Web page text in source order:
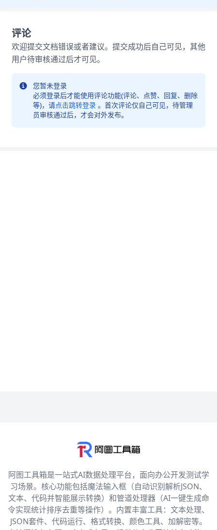
评论
欢迎提交文档错误或者建议。提交成功后自己可见，其他
用户待审核通过后才可见。
您暂未登录
必须登录后才能使用评论功能(评论、点赞、回复、删除
等)，请点击跳转登录 。首次评论仅自己可见，待管理
员审核通过后，才会对外发布。
阿图工具箱是一站式AI数据处理平台，面向办公开发测试学
习场景。核心功能包括魔法输入框（自动识别解析JSON、
文本、代码并智能展示转换）和管道处理器（AI一键生成命
令实现统计排序去重等操作）。内置丰富工具：文本处理、
JSON套件、代码运行、格式转换、颜色工具、加解密等。